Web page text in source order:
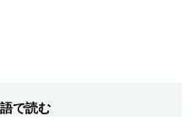
で読む